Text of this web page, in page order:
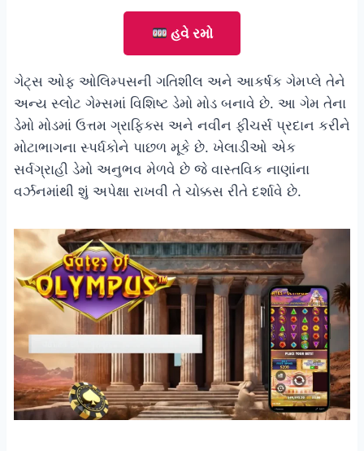
હવે રમો
ગેટ્સ ઓફ ઓલિમ્પસની ગતિશીલ અને આકર્ષક ગેમપ્લે તેને
અન્ય સ્લોટ ગેમ્સમાં વિશિષ્ટ ડેમો મોડ બનાવે છે. આ ગેમ તેના
ડેમો મોડમાં ઉત્તમ ગ્રાફિક્સ અને નવીન ફીચર્સ પ્રદાન કરીને
મોટાભાગના સ્પર્ધકોને પાછળ મૂકે છે. ખેલાડીઓ એક
સર્વગ્રાહી ડેમો અનુભવ મેળવે છે જે વાસ્તવિક નાણાંના
વર્ઝનમાંથી શું અપેક્ષા રાખવી તે ચોક્કસ રીતે દર્શાવે છે.